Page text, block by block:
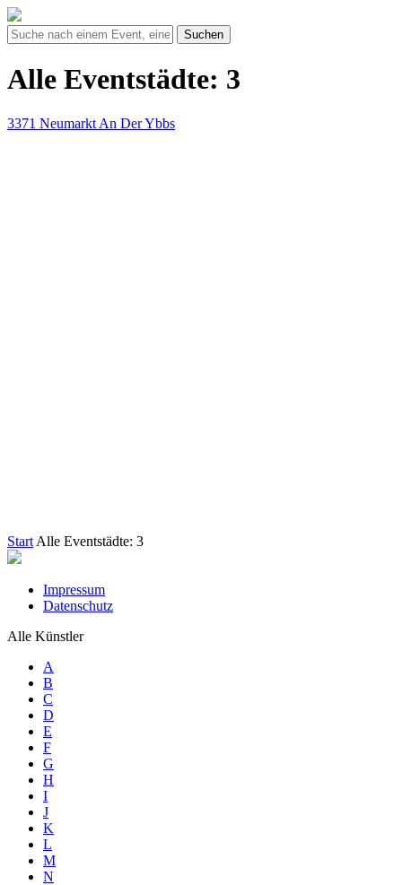
Suchen
Alle Eventstädte: 3
3371 Neumarkt An Der Ybbs
Start Alle Eventstädte: 3
Impressum
Datenschutz
Alle Künstler
A
B
C
D
E
F
G
H
I
J
K
L
M
N